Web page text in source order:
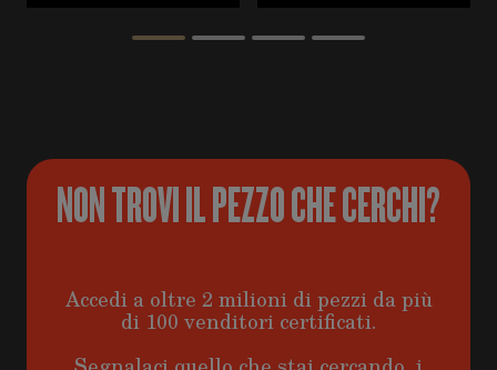
NON TROVI IL PEZZO CHE CERCHI?
Accedi a oltre 2 milioni di pezzi da più
di 100 venditori certificati.